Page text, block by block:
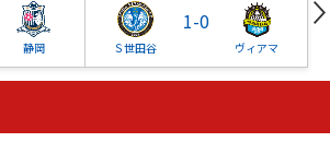
静岡 Ｓ世田谷
1-0
ヴィアマ
味フィ西